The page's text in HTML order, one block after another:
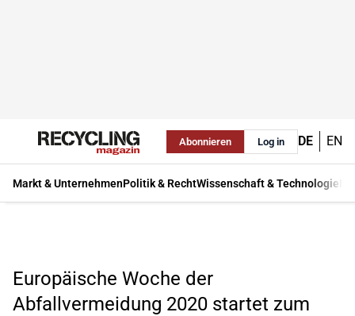
Abonnieren Log in DE EN
Markt & UnternehmenPolitik & RechtWissenschaft & Technologie
Europäische Woche der
Abfallvermeidung 2020 startet zum